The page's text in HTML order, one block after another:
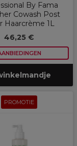
By Fama
Cowash Post
Haarcrème 1L
46,25 €
PROMOTIE